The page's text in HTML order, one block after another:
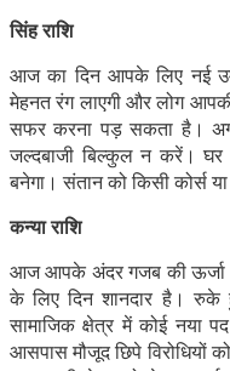
सिंह राशि
आज का दिन आपके लिए नई
मेहनत रंग लाएगी और लोग
सफर करना पड़ सकता है।
जल्दबाजी बिल्कुल न करें।
बनेगा। संतान को किसी कोर्स
कन्या राशि
आज आपके अंदर गजब की ऊर्जा
के लिए दिन शानदार है। रुके
सामाजिक क्षेत्र में कोई नया
आसपास मौजूद छिपे विरोधियों